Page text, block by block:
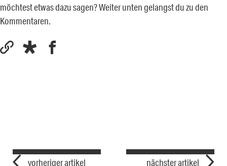
möchtest etwas dazu sagen? Weiter unten gelangst du zu den
Kommentaren.
vorheriger artikel nächster artikel